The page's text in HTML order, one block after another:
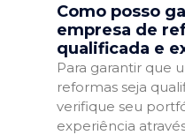
Como posso
empresa de
qualificada e
Para garantir que
reformas seja
verifique seu
experiência